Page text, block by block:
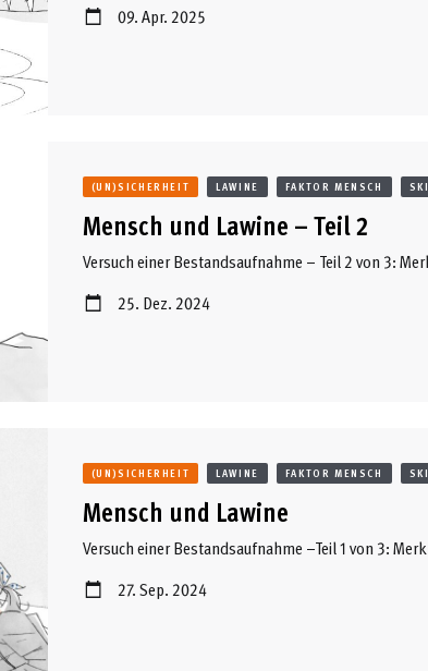
09. Apr. 2025
(UN)SICHERHEIT LAWINE FAKTOR MENSCH
Mensch und Lawine – Teil 2
Versuch einer Bestandsaufnahme – Teil 2 von 3:
25. Dez. 2024
(UN)SICHERHEIT LAWINE FAKTOR MENSCH
Mensch und Lawine
Versuch einer Bestandsaufnahme –Teil 1 von 3:
27. Sep. 2024